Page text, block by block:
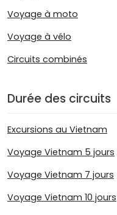
Voyage à moto
Voyage à vélo
Circuits combinés
Durée des circuits
Excursions au Vietnam
Voyage Vietnam 5 jours
Voyage Vietnam 7 jours
Voyage Vietnam 10 jours